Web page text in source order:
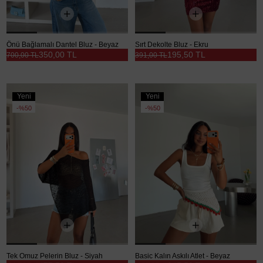
Önü Bağlamalı Dantel Bluz - Beyaz
350,00 TL
700,00 TL
Sırt Dekolte Bluz - Ekru
195,50 TL
391,00 TL
Yeni
Ürün
%50
Tek Omuz Pelerin Bluz - Siyah
Yeni
Ürün
%50
Basic Kalın Askılı Atlet - Beyaz